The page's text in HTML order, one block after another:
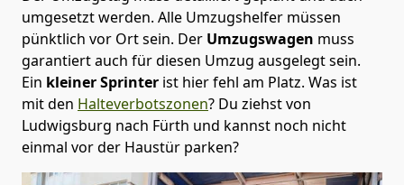
umgesetzt werden. Alle Umzugshelfer müssen
pünktlich vor Ort sein. Der Umzugswagen muss
garantiert auch für diesen Umzug ausgelegt sein.
Ein kleiner Sprinter ist hier fehl am Platz. Was ist
mit den Halteverbotszonen? Du ziehst von
Ludwigsburg nach Fürth und kannst noch nicht
einmal vor der Haustür parken?